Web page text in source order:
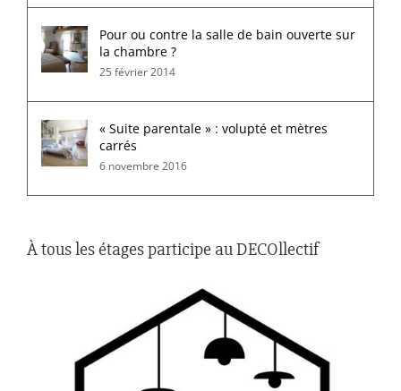
Pour ou contre la salle de bain ouverte sur
la chambre ?
25 février 2014
« Suite parentale » : volupté et mètres
carrés
6 novembre 2016
À tous les étages participe au DECOllectif